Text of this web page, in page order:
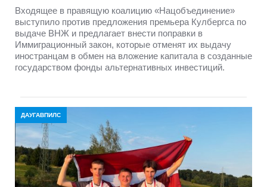
Входящее в правящую коалицию «Нацобъединение»
выступило против предложения премьера Кулбергса по
выдаче ВНЖ и предлагает внести поправки в
Иммиграционный закон, которые отменят их выдачу
иностранцам в обмен на вложение капитала в созданные
государством фонды альтернативных инвестиций.
ДАУГАВПИЛС